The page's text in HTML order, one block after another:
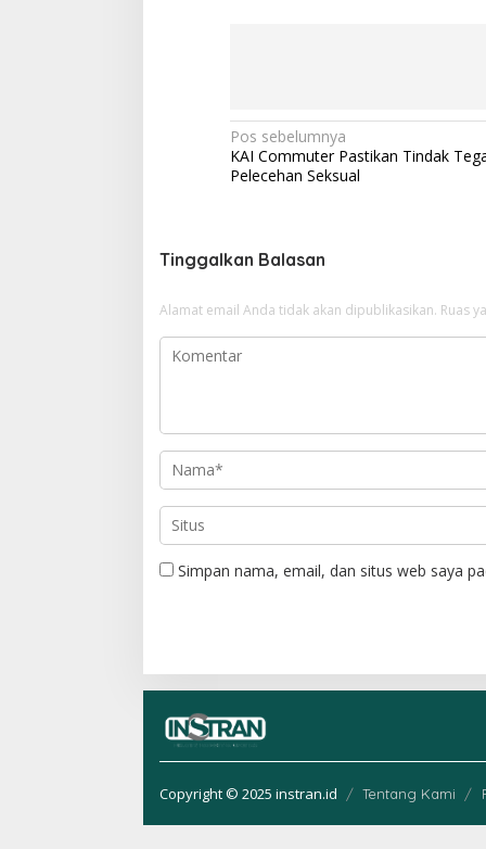
N
a
g
s
i
s
Pos sebelumnya
KAI Commuter Pastikan Tindak
Pelecehan Seksual
Tinggalkan Balasan
Alamat email Anda tidak akan dipublikasikan. Ruas
Simpan nama, email, dan situs web saya
Copyright © 2025 instran.id Tentang Kami